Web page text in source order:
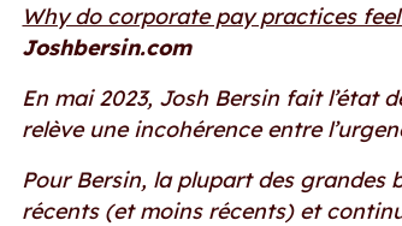
Why do corporate pay practices
Joshbersin.com
En mai 2023, Josh Bersin fait l’état
relève une incohérence entre
Pour Bersin, la plupart des grandes
récents (et moins récents) et